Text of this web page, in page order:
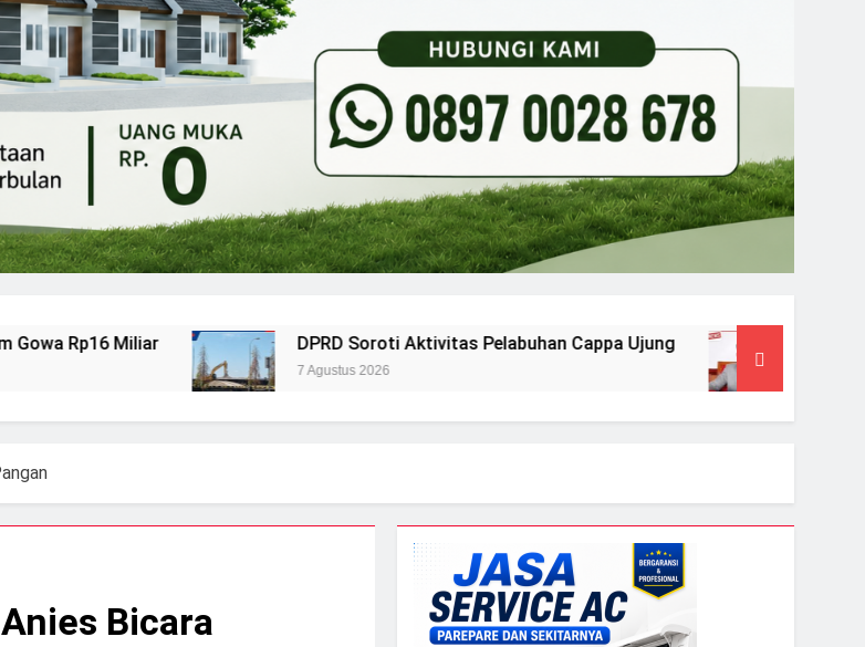
DPRD Soroti Aktivitas Pelabuhan Cappa Ujung
7 Agustus 2026
Diperiksa Polda
8 Agustus 2026
Bicara